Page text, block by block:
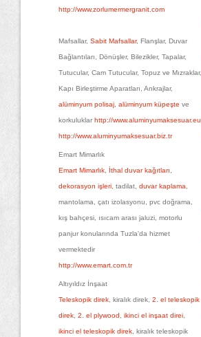
http://www.zorlumermergranit.com
Mafsallar, Sabit Mafsallar, Flanşlar, Duvar
Bağlantıları, Dönüşler, Bilezikler, Tapalar,
Tutucular, Cam Tutucular, Topuz ve Mızraklar,
Kapı Birleştirme Aparatları, Ankrajlar,
alüminyum polisaj, alüminyum küpeşte ve
korkuluklar http://www.aluminyumaksesuar.eu
http://www.aluminyumaksesuar.biz.tr
Emart Mimarlık
Emart Mimarlık, İthal duvar kağıtları
dekorasyon işleri, tadilat, duvar kaplama
mantolama, çatı izolasyonu, pvc doğrama,
kış bahçesi, ısıcam arası jaluzi, motorlu
panjur konularında Tuzla'da hizmet
vermektedir
http://www.emart.com.tr
Altıyıldız İnşaat
Teleskopik direk, kiralık direk, 2. el teleskopik
direk, 2. el plywood ikinci el inşaat direi,
ikinci el teleskopik direk, kiralık teleskopik